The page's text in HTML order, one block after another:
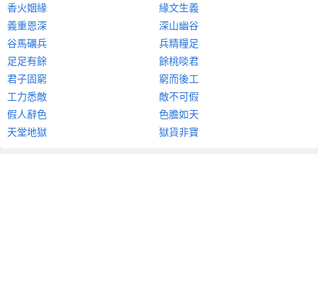
香火姻緣
緣文生義
義重恩深
深山幽谷
谷馬礪兵
兵精糧足
足足有餘
餘桃啖君
君子固窮
窮而後工
工力悉敵
敵不可假
假人辭色
色膽如天
天堂地獄
獄貨非寶